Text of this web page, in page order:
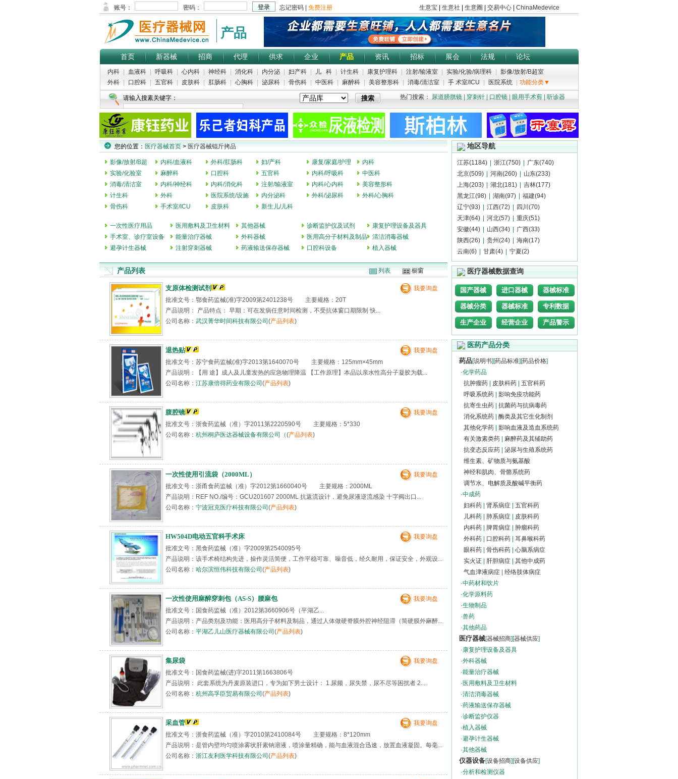
产品
首页 新器械 招商 代理 供求 企业 产品 资讯 招标 展会 法规 论坛
内科 血液科 呼吸科 心内科 神经科 消化科 内分泌 妇产科 儿 科 计生科 康复护理科 注射/输液室 实验/化验/病理科
影像/放射/B超室
外科
口腔科 五官科 皮肤科 肛肠科 心胸科 泌尿科 骨伤科 中医科 麻醉科 美容整形科 消毒/清洁室 手 术室/ICU 医院系统 功能分类▼
请输入搜素关键字： 热门搜索： 尿道膀胱镜| 穿刺针| 口腔镜| 眼用手术剪| 听诊器
您的位置： 医疗器械首页 > 医疗器械锟斤拷品
影像/放射/B超 内科/血液科 外科/肛肠科 妇/产科 康复/家庭/护理
内科
实验/化验室
麻醉科 口腔科 五官科 内科/呼吸科
中医科
消毒/清洁室
内科/神经科 内科/消化科 注射/输液室 内科/心内科
美容整形科
计生科
外科 医院系统/设施 内分泌科 外科/泌尿科
外科/心胸科
骨伤科
手术室/ICU 皮肤科 新生儿/儿科
一次性医疗用品 医用敷料及卫生材料 其他器械 诊断监护仪及试剂
康复护理设备及器具
手术室、诊疗室设备
能量治疗器械 外科器械 医用高分子材料及制品
清洁消毒器械
避孕计生器械
注射穿刺器械 药液输送保存器械 口腔科设备 植入器械
产品列表 列表 橱窗
支原体检测试剂
我要询盘
批准文号：鄂食药监械(准)字2009第2401238号 主要规格：20T
产品说明： 产品特点： 早期：可在发病任意时间检测，不受抗体窗口期限制 快...
公司名称： 武汉菁华时间科技有限公司 (产品列表)
退热贴
我要询盘
批准文号：苏宁食药监械(准)字2013第1640070号 主要规格：125mm×45mm
产品说明：【用 途】成人及儿童发热的应急物理降温 【工作原理】本品以亲水性高分子凝胶为载...
公司名称： 江苏康倍得药业有限公司 (产品列表)
腹腔镜
我要询盘
批准文号：浙食药监械（准）字2011第2220590号 主要规格：5*330
公司名称： 杭州桐庐医达器械设备有限公司（(产品列表)
一次性使用引流袋（2000ML）
我要询盘
批准文号：浙甬食药监械（准）字2012第1660040号 主要规格：2000ML
产品说明：REF NO./编号：GCU201607 2000ML 抗返流设计，避免尿液逆流感染 十字阀出口...
公司名称： 宁波冠克医疗科技有限公司 (产品列表)
HW504D电动五官科手术床
我要询盘
批准文号：黑食药监械（准）字2009第2540095号
产品说明：该手术椅结构先进，操作灵活简便，工作平稳可靠、噪音低，经久耐用，保证安全，外观设...
公司名称： 哈尔滨恒伟科技有限公司 (产品列表)
一次性使用麻醉穿刺包（AS-S）腰麻包
我要询盘
批准文号：国食药监械（准）2012第3660906号（平湖乙...
产品说明：产品类别及功能：医用高分子材料及制品，通过人体做硬脊膜外腔神经阻滞（简硬膜外麻醉...
公司名称： 平湖乙儿山医疗器械有限公司 (产品列表)
集尿袋
我要询盘
批准文号：国食药监械(进)字2011第1663806号
产品说明： 此套系统为丹麦原装进口，专为如下男士设计： 1.尿频，尿失禁，尿不尽等困扰者 2....
公司名称： 杭州高孚臣贸易有限公司 (产品列表)
采血管
我要询盘
批准文号：浙食药监械（准）字2010第2410084号 主要规格：8*120mm
产品说明：是管内壁均匀喷涂雾状肝素钠溶液，喷涂量精确，能与血液混合迅速，放置血液凝固。每毫...
公司名称： 浙江友利医学科技有限公司 (产品列表)
地区导航
江苏(1184) | 浙江(750) | 广东(740)
北京(509) | 河南(260) | 山东(233)
上海(203) | 湖北(181) | 吉林(177)
黑龙江(98) | 湖南(97) | 福建(94)
辽宁(93) | 江西(72) | 四川(70)
天津(64) | 河北(57) | 重庆(51)
安徽(44) | 山西(34) | 广西(33)
陕西(26) | 贵州(24) | 海南(17)
云南(6) | 甘肃(4) | 宁夏(2)
医疗器械数据查询
国产器械 进口器械 器械标准
器械分类 器械标准 专利数据
生产企业 经营企业 产品警示
医药产品分类
药品[说明书][药品标准][药品价格]
·化学药品
抗肿瘤药
皮肤科药
五官科药
呼吸系统药
影响免疫功能药
抗寄生虫药
抗菌药与抗病毒药
消化系统药
酶类及其它生化制剂
其他化学药
影响血液及造血系统药
有关激素类药
麻醉药及其辅助药
抗变态反应药
泌尿与生殖系统药
维生素、矿物质与氨基酸
神经和肌肉、骨骼系统药
调节水、电解质及酸碱平衡药
·中成药
妇科药
肾系病症
五官科药
儿科药
肺系病症
皮肤科药
内科药
脾胃病症
肿瘤科药
外科药
口腔科药
耳鼻喉科药
眼科药
骨伤科药
心脑系病症
实火证
肝胆病症
其他中成药
气血津液病症
经络肢体病症
·中药材和饮片
·化学原料药
·生物制品
·兽药
·其他药品
医疗器械[器械招商][器械供应]
·康复护理设备及器具
·外科器械
·能量治疗器械
· 医用敷料及卫生材料
·清洁消毒器械
·药液输送保存器械
·诊断监护仪器
·植入器械
·避孕计生器械
·其他器械
仪器设备[设备招商][设备供应]
·分析和检测仪器